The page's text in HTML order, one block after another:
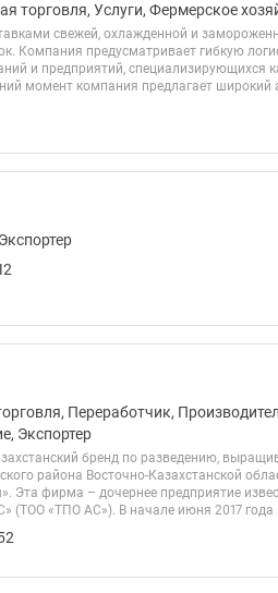
торговля, Услуги, Фермерское
свежей, охлажденной и
Компания предусматривает гибкую
и предприятий, специализирующихся
момент компания предлагает широкий
Переработчик,
Экспортер
бренд по разведению,
района Восточно-Казахстанской
Эта фирма – дочернее предприятие
(ТОО «ТПО АС»). В начале июня 2017 года